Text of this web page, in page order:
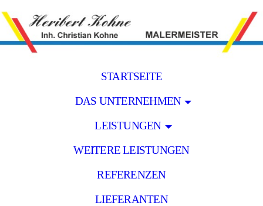
STARTSEITE
DAS UNTERNEHMEN
LEISTUNGEN
WEITERE LEISTUNGEN
REFERENZEN
LIEFERANTEN